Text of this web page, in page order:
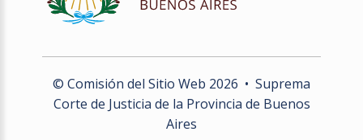
© Comisión del Sitio Web 2026 • Suprema
Corte de Justicia de la Provincia de Buenos
Aires